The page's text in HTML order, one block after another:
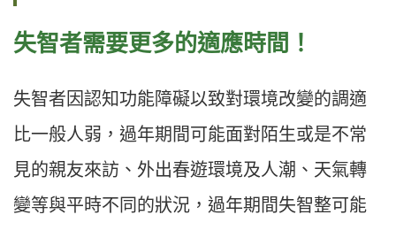
失智者需要更多的適應時間！
失智者因認知功能障礙以致對環境改變的調適
比一般人弱，過年期間可能面對陌生或是不常
見的親友來訪、外出春遊環境及人潮、天氣轉
變等與平時不同的狀況，過年期間失智整可能